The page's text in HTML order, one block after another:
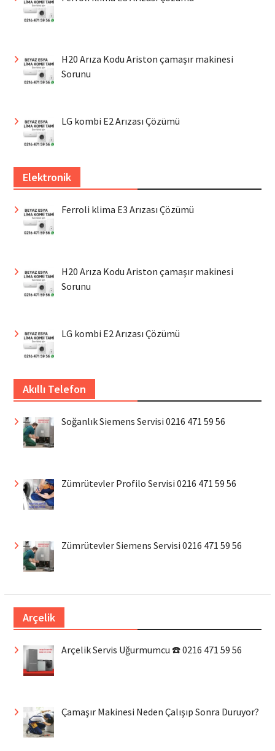
H20 Arıza Kodu Ariston çamaşır makinesi
Sorunu
LG kombi E2 Arızası Çözümü
Elektronik
Ferroli klima E3 Arızası Çözümü
H20 Arıza Kodu Ariston çamaşır makinesi
Sorunu
LG kombi E2 Arızası Çözümü
Akıllı Telefon
Soğanlık Siemens Servisi 0216 471 59 56
Zümrütevler Profilo Servisi 0216 471 59 56
Zümrütevler Siemens Servisi 0216 471 59 56
Arçelik
Arçelik Servis Uğurmumcu ☎️ 0216 471 59 56
Çamaşır Makinesi Neden Çalışıp Sonra Duruyor?